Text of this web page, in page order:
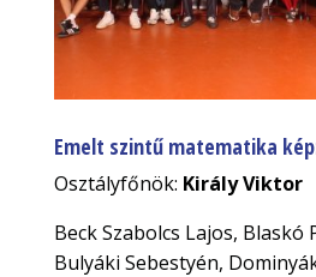
Emelt szintű matematika
Osztályfőnök: Király Viktor
Beck Szabolcs Lajos, Blaskó
Bulyáki Sebestyén,